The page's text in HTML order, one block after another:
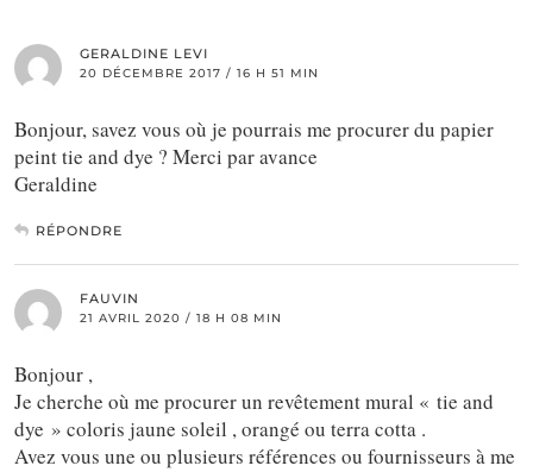
GERALDINE LEVI
20 DÉCEMBRE 2017 / 16 H 51 MIN
Bonjour, savez vous où je pourrais me procurer du papier
peint tie and dye ? Merci par avance
Geraldine
RÉPONDRE
FAUVIN
21 AVRIL 2020 / 18 H 08 MIN
Bonjour ,
Je cherche où me procurer un revêtement mural « tie and
dye » coloris jaune soleil , orangé ou terra cotta .
Avez vous une ou plusieurs références ou fournisseurs à me